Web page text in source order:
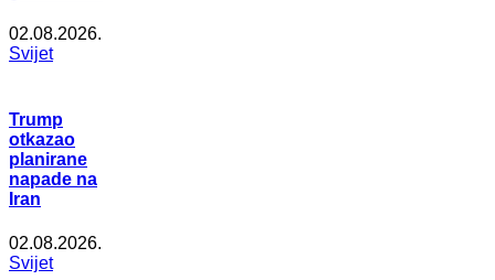
02.08.2026.
Svijet
Trump
otkazao
planirane
napade na
Iran
02.08.2026.
Svijet